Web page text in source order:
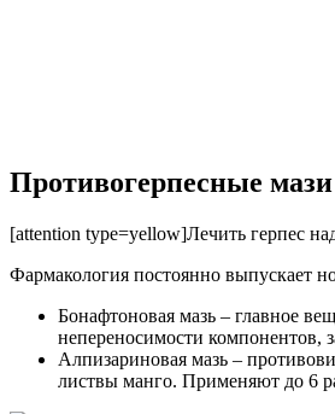
Противогерпесные мази
[attention type=yellow]Лечить герпес
Фармакология постоянно выпускает
Бонафтоновая мазь – главное
непереносимости
Алпизариновая мазь –
листвы манго. Применяют до 6